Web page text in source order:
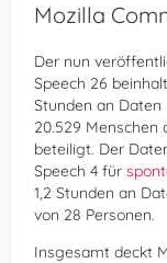
Mozilla
Der nun
Speech 26
Stunden an Daten
20.529 Menschen
beteiligt. Der
Speech 4 für
1,2 Stunden an
von 28 Personen.
Insgesamt deckt